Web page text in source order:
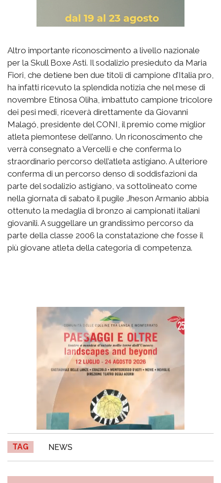
Altro importante riconoscimento a livello nazionale
per la Skull Boxe Asti. Il sodalizio presieduto da Maria
Fiori, che detiene ben due titoli di campione d’Italia pro,
ha infatti ricevuto la splendida notizia che nel mese di
novembre Etinosa Oliha, imbattuto campione tricolore
dei pesi medi, riceverà direttamente da Giovanni
Malagó, presidente del CONI, il premio come miglior
atleta piemontese dell’anno. Un riconoscimento che
verrà consegnato a Vercelli e che conferma lo
straordinario percorso dell’atleta astigiano. A ulteriore
conferma di un percorso denso di soddisfazioni da
parte del sodalizio astigiano, va sottolineato come
nella giornata di sabato il pugile Jheson Armanio abbia
ottenuto la medaglia di bronzo ai campionati italiani
giovanili. A suggellare un grandissimo percorso da
parte della classe 2006 la constatazione che fosse il
più giovane atleta della categoria di competenza.
TAG NEWS